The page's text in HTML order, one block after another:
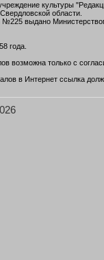
культуры
области.
№225 выдано
года.
возможна только с
в Интернет ссылка